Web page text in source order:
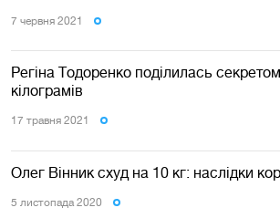
7 червня 2021
Регіна Тодоренко поділилась
кілограмів
17 травня 2021
Олег Вінник схуд на 10 кг: наслідки
5 листопада 2020